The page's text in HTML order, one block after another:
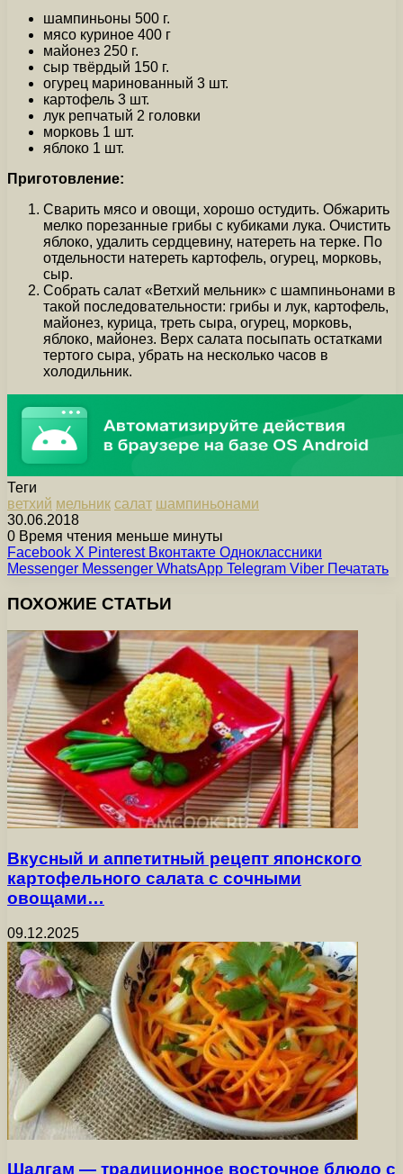
шампиньоны 500 г.
мясо куриное 400 г
майонез 250 г.
сыр твёрдый 150 г.
огурец маринованный 3 шт.
картофель 3 шт.
лук репчатый 2 головки
морковь 1 шт.
яблоко 1 шт.
Приготовление:
Сварить мясо и овощи, хорошо остудить. Обжарить
мелко порезанные грибы с кубиками лука. Очистить
яблоко, удалить сердцевину, натереть на терке. По
отдельности натереть картофель, огурец, морковь,
сыр.
Собрать салат «Ветхий мельник» с шампиньонами в
такой последовательности: грибы и лук, картофель,
майонез, курица, треть сыра, огурец, морковь,
яблоко, майонез. Верх салата посыпать остатками
тертого сыра, убрать на несколько часов в
холодильник.
Теги
ветхий мельник салат шампиньонами
30.06.2018
0 Время чтения меньше минуты
Facebook X Pinterest Вконтакте Одноклассники
Messenger Messenger WhatsApp Telegram Viber Печатать
ПОХОЖИЕ СТАТЬИ
Вкусный и аппетитный рецепт японского
картофельного салата с сочными
овощами…
09.12.2025
Шалгам — традиционное восточное блюдо с